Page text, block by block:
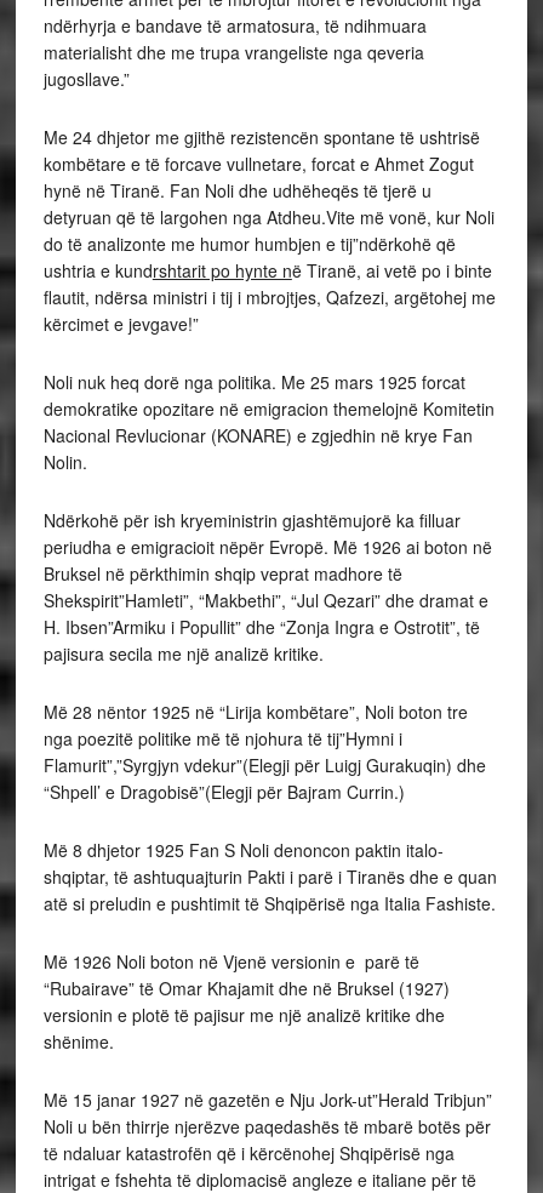
ndërhyrja e bandave të armatosura, të ndihmuara
materialisht dhe me trupa vrangeliste nga qeveria
jugosllave.”
Me 24 dhjetor me gjithë rezistencën spontane të ushtrisë
kombëtare e të forcave vullnetare, forcat e Ahmet Zogut
hynë në Tiranë. Fan Noli dhe udhëheqës të tjerë u
detyruan që të largohen nga Atdheu.Vite më vonë, kur Noli
do të analizonte me humor humbjen e tij”ndërkohë që
ushtria e kundrshtarit po hynte në Tiranë, ai vetë po i binte
flautit, ndërsa ministri i tij i mbrojtjes, Qafzezi, argëtohej me
kërcimet e jevgave!”
Noli nuk heq dorë nga politika. Me 25 mars 1925 forcat
demokratike opozitare në emigracion themelojnë Komitetin
Nacional Revlucionar (KONARE) e zgjedhin në krye Fan
Nolin.
Ndërkohë për ish kryeministrin gjashtëmujorë ka filluar
periudha e emigracioit nëpër Evropë. Më 1926 ai boton në
Bruksel në përkthimin shqip veprat madhore të
Shekspirit”Hamleti”, “Makbethi”, “Jul Qezari” dhe dramat e
H. Ibsen”Armiku i Popullit” dhe “Zonja Ingra e Ostrotit”, të
pajisura secila me një analizë kritike.
Më 28 nëntor 1925 në “Lirija kombëtare”, Noli boton tre
nga poezitë politike më të njohura të tij”Hymni i
Flamurit”,”Syrgjyn vdekur”(Elegji për Luigj Gurakuqin) dhe
“Shpell’ e Dragobisë”(Elegji për Bajram Currin.)
Më 8 dhjetor 1925 Fan S Noli denoncon paktin italo-
shqiptar, të ashtuquajturin Pakti i parë i Tiranës dhe e quan
atë si preludin e pushtimit të Shqipërisë nga Italia Fashiste.
Më 1926 Noli boton në Vjenë versionin e parë të
“Rubairave” të Omar Khajamit dhe në Bruksel (1927)
versionin e plotë të pajisur me një analizë kritike dhe
shënime.
Më 15 janar 1927 në gazetën e Nju Jork-ut”Herald Tribjun”
Noli u bën thirrje njerëzve paqedashës të mbarë botës për
të ndaluar katastrofën që i kërcënohej Shqipërisë nga
intrigat e fshehta të diplomacisë angleze e italiane për të